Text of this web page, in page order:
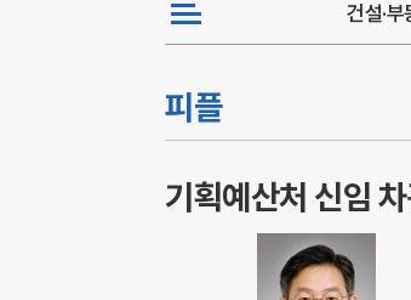
건설·부
피플
기획예산처 신임